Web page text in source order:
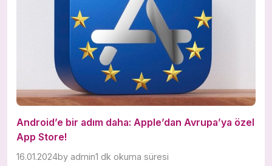
Android’e bir adım daha: Apple’dan Avrupa’ya özel
App Store!
16.01.2024by admin1 dk okuma süresi